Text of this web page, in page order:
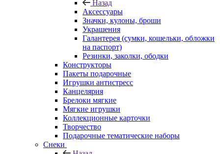
Назад
Аксессуары
Значки, кулоны, броши
Украшения
Галантерея (сумки, кошельки, обложки
на паспорт)
Резинки, заколки, ободки
Конструкторы
Пакеты подарочные
Игрушки антистресс
Канцелярия
Брелоки мягкие
Мягкие игрушки
Коллекционные карточки
Творчество
Подарочные тематические наборы
Снеки